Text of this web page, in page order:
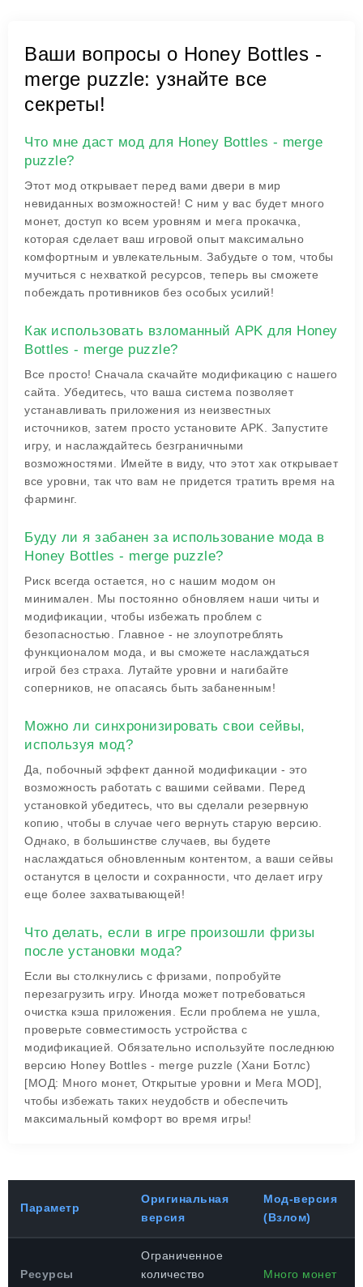
Ваши вопросы о Honey Bottles -
merge puzzle: узнайте все
секреты!
Что мне даст мод для Honey Bottles - merge
puzzle?
Этот мод открывает перед вами двери в мир
невиданных возможностей! С ним у вас будет много
монет, доступ ко всем уровням и мега прокачка,
которая сделает ваш игровой опыт максимально
комфортным и увлекательным. Забудьте о том, чтобы
мучиться с нехваткой ресурсов, теперь вы сможете
побеждать противников без особых усилий!
Как использовать взломанный APK для Honey
Bottles - merge puzzle?
Все просто! Сначала скачайте модификацию с нашего
сайта. Убедитесь, что ваша система позволяет
устанавливать приложения из неизвестных
источников, затем просто установите APK. Запустите
игру, и наслаждайтесь безграничными
возможностями. Имейте в виду, что этот хак открывает
все уровни, так что вам не придется тратить время на
фарминг.
Буду ли я забанен за использование мода в
Honey Bottles - merge puzzle?
Риск всегда остается, но с нашим модом он
минимален. Мы постоянно обновляем наши читы и
модификации, чтобы избежать проблем с
безопасностью. Главное - не злоупотреблять
функционалом мода, и вы сможете наслаждаться
игрой без страха. Лутайте уровни и нагибайте
соперников, не опасаясь быть забаненным!
Можно ли синхронизировать свои сейвы,
используя мод?
Да, побочный эффект данной модификации - это
возможность работать с вашими сейвами. Перед
установкой убедитесь, что вы сделали резервную
копию, чтобы в случае чего вернуть старую версию.
Однако, в большинстве случаев, вы будете
наслаждаться обновленным контентом, а ваши сейвы
останутся в целости и сохранности, что делает игру
еще более захватывающей!
Что делать, если в игре произошли фризы
после установки мода?
Если вы столкнулись с фризами, попробуйте
перезагрузить игру. Иногда может потребоваться
очистка кэша приложения. Если проблема не ушла,
проверьте совместимость устройства с
модификацией. Обязательно используйте последнюю
версию Honey Bottles - merge puzzle (Хани Ботлс)
[МОД: Много монет, Открытые уровни и Мега MOD],
чтобы избежать таких неудобств и обеспечить
максимальный комфорт во время игры!
Параметр
Оригинальная
версия
Мод-версия
(Взлом)
Ресурсы
Ограниченное
количество
Много монет